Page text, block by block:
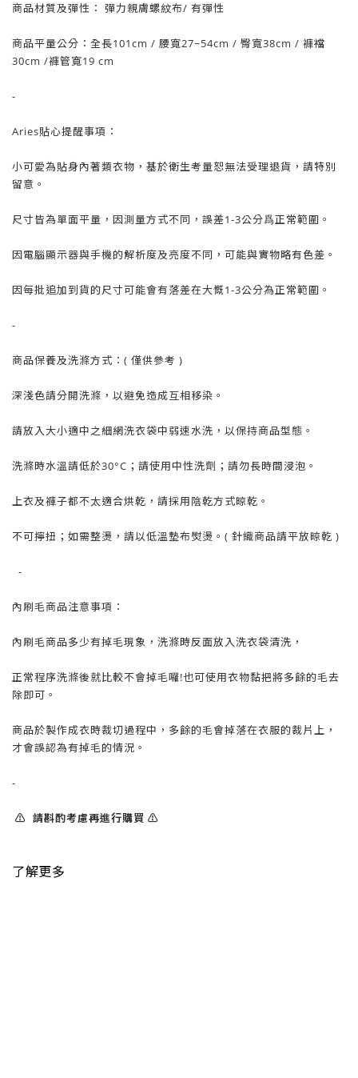
商品材質及彈性： 彈力親膚螺紋布/ 有彈性
商品平量公分：全長101cm / 腰寬27~54cm / 臀寬38cm / 褲襠
30cm /褲管寬19 cm
-
Aries貼心提醒事項：
小可愛為貼身內著類衣物，基於衛生考量恕無法受理退貨，請特別
留意。
尺寸皆為單面平量，因測量方式不同，誤差1-3公分爲正常範圍。
因電腦顯示器與手機的解析度及亮度不同，可能與實物略有色差。
因每批追加到貨的尺寸可能會有落差在大慨1-3公分為正常範圍。
-
商品保養及洗滌方式：( 僅供參考 )
深淺色請分開洗滌，以避免造成互相移染。
請放入大小適中之細網洗衣袋中弱速水洗，以保持商品型態。
洗滌時水溫請低於30°C；請使用中性洗劑；請勿長時間浸泡。
上衣及褲子都不太適合烘乾，請採用陰乾方式晾乾。
不可擰扭；如需整燙，請以低溫墊布熨燙。( 針織商品請平放晾乾 )
-
內刷毛商品注意事項：
內刷毛商品多少有掉毛現象，洗滌時反面放入洗衣袋清洗，
正常程序洗滌後就比較不會掉毛囉!也可使用衣物黏把將多餘的毛去
除即可。
商品於製作成衣時裁切過程中，多餘的毛會掉落在衣服的裁片上，
才會誤認為有掉毛的情況。
-
⚠️ 請斟酌考慮再進行購買 ⚠️
了解更多